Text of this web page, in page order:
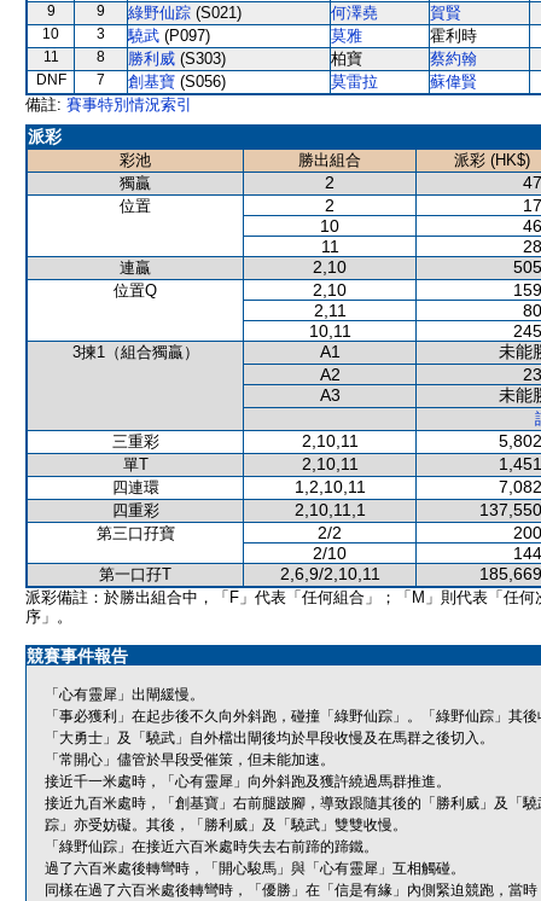
9 9 綠野仙踪 (S021) 何澤堯 賀賢
10 3 驍武 (P097) 莫雅 霍利時
11 8 勝利威 (S303) 柏寶 蔡約翰
DNF 7 創基寶 (S056) 莫雷拉
蘇偉賢
備註: 賽事特別情況索引
派彩
彩池 勝出組合
派彩 (HK$)
獨贏
2
位置 2
10
11
連贏 2,10
位置Q 2,10
2,11
10,11
3揀1（組合獨贏） A1
未能
A2
A3
未能
三重彩
2,10,11
單T 2,10,11
四連環 1,2,10,11
四重彩 2,10,11,1
第三口孖寶 2/2
2/10
第一口孖T 2,6,9/2,10,11
派彩備註：於勝出組合中，「F」代表「任何組合」；「M」則代表「任何
序」。
競賽事件報告
「心有靈犀」出閘緩慢。
「事必獲利」在起步後不久向外斜跑，碰撞「綠野仙踪」。「綠野仙踪」其
「大勇士」及「驍武」自外檔出閘後均於早段收慢及在馬群之後切入。
「常開心」儘管於早段受催策，但未能加速。
接近千一米處時，「心有靈犀」向外斜跑及獲許繞過馬群推進。
接近九百米處時，「創基寶」右前腿跛腳，導致跟隨其後的「勝利威」及「
踪」亦受妨礙。其後，「勝利威」及「驍武」雙雙收慢。
「綠野仙踪」在接近六百米處時失去右前蹄的蹄鐵。
過了六百米處後轉彎時，「開心駿馬」與「心有靈犀」互相觸碰。
同樣在過了六百米處後轉彎時，「優勝」在「信是有緣」內側緊迫競跑，當